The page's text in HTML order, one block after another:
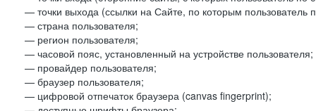
— точки выхода (ссылки на Сайте, по которым пользователь
— страна пользователя;
— регион пользователя;
— часовой пояс, установленный на устройстве пользователя;
— провайдер пользователя;
— браузер пользователя;
— цифровой отпечаток браузера (canvas fingerprint);